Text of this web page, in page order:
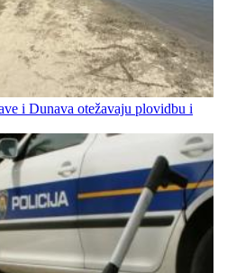
i Dunava otežavaju plovidbu i